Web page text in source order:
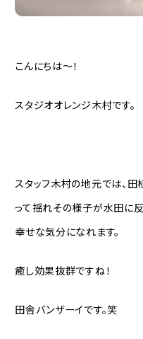
こんにちは〜！
スタジオオレンジ木村です。
スタッフ木村の地元では、
って揺れその様子が水田に
幸せな気分になれます。
癒し効果抜群ですね！
田舎バンザーイです。笑